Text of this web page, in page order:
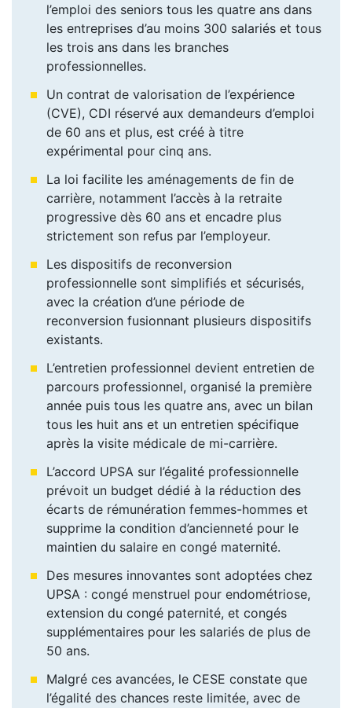
l’emploi des seniors tous les quatre ans dans
les entreprises d’au moins 300 salariés et tous
les trois ans dans les branches
professionnelles.
Un contrat de valorisation de l’expérience
(CVE), CDI réservé aux demandeurs d’emploi
de 60 ans et plus, est créé à titre
expérimental pour cinq ans.
La loi facilite les aménagements de fin de
carrière, notamment l’accès à la retraite
progressive dès 60 ans et encadre plus
strictement son refus par l’employeur.
Les dispositifs de reconversion
professionnelle sont simplifiés et sécurisés,
avec la création d’une période de
reconversion fusionnant plusieurs dispositifs
existants.
L’entretien professionnel devient entretien de
parcours professionnel, organisé la première
année puis tous les quatre ans, avec un bilan
tous les huit ans et un entretien spécifique
après la visite médicale de mi-carrière.
L’accord UPSA sur l’égalité professionnelle
prévoit un budget dédié à la réduction des
écarts de rémunération femmes-hommes et
supprime la condition d’ancienneté pour le
maintien du salaire en congé maternité.
Des mesures innovantes sont adoptées chez
UPSA : congé menstruel pour endométriose,
extension du congé paternité, et congés
supplémentaires pour les salariés de plus de
50 ans.
Malgré ces avancées, le CESE constate que
l’égalité des chances reste limitée, avec de